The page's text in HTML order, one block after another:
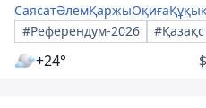
СаясатӘлемҚаржыОқиға
#Референдум-2026
+24° $